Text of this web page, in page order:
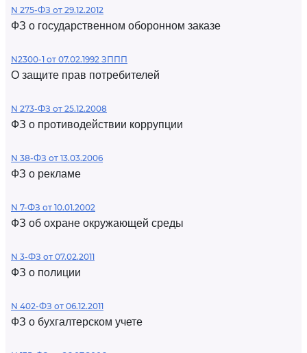
N 275-ФЗ от 29.12.2012
ФЗ о государственном оборонном заказе
N2300-1 от 07.02.1992 ЗППП
О защите прав потребителей
N 273-ФЗ от 25.12.2008
ФЗ о противодействии коррупции
N 38-ФЗ от 13.03.2006
ФЗ о рекламе
N 7-ФЗ от 10.01.2002
ФЗ об охране окружающей среды
N 3-ФЗ от 07.02.2011
ФЗ о полиции
N 402-ФЗ от 06.12.2011
ФЗ о бухгалтерском учете